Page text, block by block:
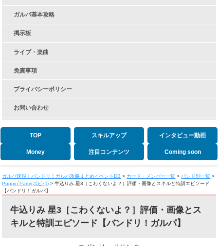
ガルパ基本攻略
掲示板
ライブ・楽曲
免責事項
プライバシーポリシー
お問い合わせ
TOP スキルアップ インタビュー動画
Money 注目コンテンツ Coming soon
ガルパ速報｜バンドリ！ガルパ攻略まとめイベントDB > カード・メンバー一覧 > バンド別一覧 >
Poppin`Party(ポピパ) >牛込りみ 星3［こわくないよ？］評価・画像とスキルと特訓エピソード
【バンドリ！ガルパ】
牛込りみ 星3［こわくないよ？］評価・画像とス
キルと特訓エピソード【バンドリ！ガルパ】